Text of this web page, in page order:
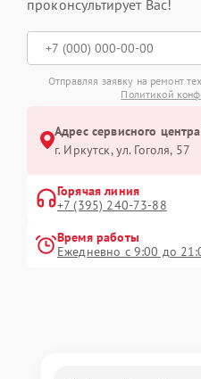
проконсультирует Вас!
Отправляя заявку на ремонт
Политикой
Адрес сервисного
г. Иркутск, ул. ​Гоголя, 57
Горячая линия
+7 (395) 240-73-88
Время работы
Ежедневно с 9:00 до